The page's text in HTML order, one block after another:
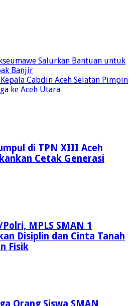
Salurkan Bantuan untuk
Banjir
Cabdin Aceh Selatan Pimpin
ke Aceh Utara
di TPN XIII Aceh
Cetak Generasi
MPLS SMAN 1
Disiplin dan Cinta Tanah
Fisik
Orang Siswa SMAN